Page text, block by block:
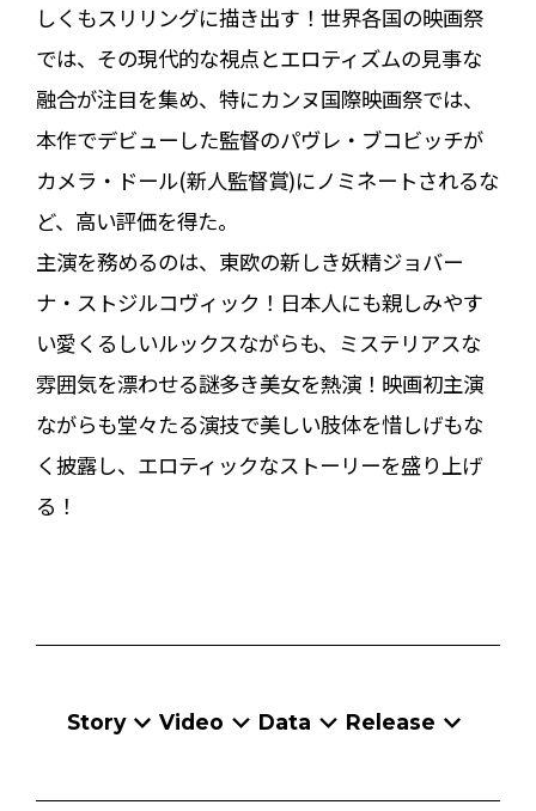
しくもスリリングに描き出す！世界各国の映画祭
では、その現代的な視点とエロティズムの見事な
融合が注目を集め、特にカンヌ国際映画祭では、
本作でデビューした監督のパヴレ・ブコビッチが
カメラ・ドール(新人監督賞)にノミネートされるな
ど、高い評価を得た。
主演を務めるのは、東欧の新しき妖精ジョバー
ナ・ストジルコヴィック！日本人にも親しみやす
い愛くるしいルックスながらも、ミステリアスな
雰囲気を漂わせる謎多き美女を熱演！映画初主演
ながらも堂々たる演技で美しい肢体を惜しげもな
く披露し、エロティックなストーリーを盛り上げ
る！
Story Video Data Release